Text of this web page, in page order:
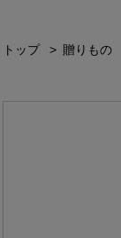
トップ 贈りもの